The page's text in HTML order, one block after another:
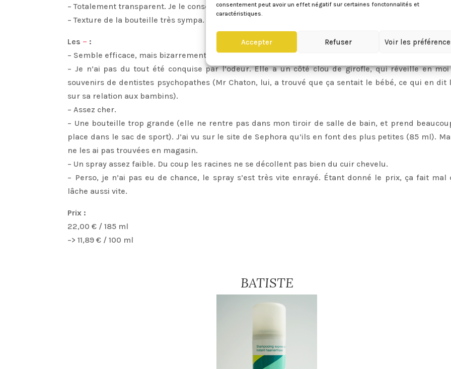
consentement peut avoir un effet négatif sur certaines fonctonnalités et
caractéristiques.
Accepter Refuser Voir les
– Totalement transparent. Je le conseille aux brunes.
– Texture de la bouteille très sympa.
Les – :
– Semble efficace, mais bizarrement ne donne pas aux cheveux un côté propre.
– Je n’ai pas du tout été conquise par l’odeur. Elle a un côté clou de girofle, qui réveille en moi
souvenirs de dentistes psychopathes (Mr Chaton, lui, a trouvé que ça sentait le bébé, ce qui en dit
sur sa relation aux bambins).
– Assez cher.
– Une bouteille trop grande (elle ne rentre pas dans mon tiroir de salle de bain, et prend
place dans le sac de sport). J’ai vu sur le site de Sephora qu’ils en font des plus petites (85 ml).
ne les ai pas trouvées en magasin.
– Un spray assez faible. Du coup les racines ne se décollent pas bien du cuir chevelu.
– Perso, je n’ai pas eu de chance, le spray s’est très vite enrayé. Étant donné le prix, ça fait mal
lâche aussi vite.
Prix :
22,00 € / 185 ml
–> 11,89 € / 100 ml
BATISTE